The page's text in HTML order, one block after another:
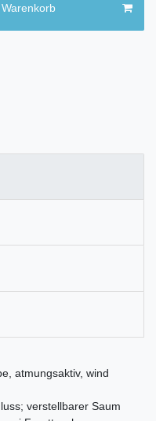
atmungsaktiv, wind
verstellbarer Saum